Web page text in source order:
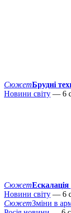
СюжетБрудні
Новини світу — 6
Сюжет
Новини світу — 6
СюжетЗміни в